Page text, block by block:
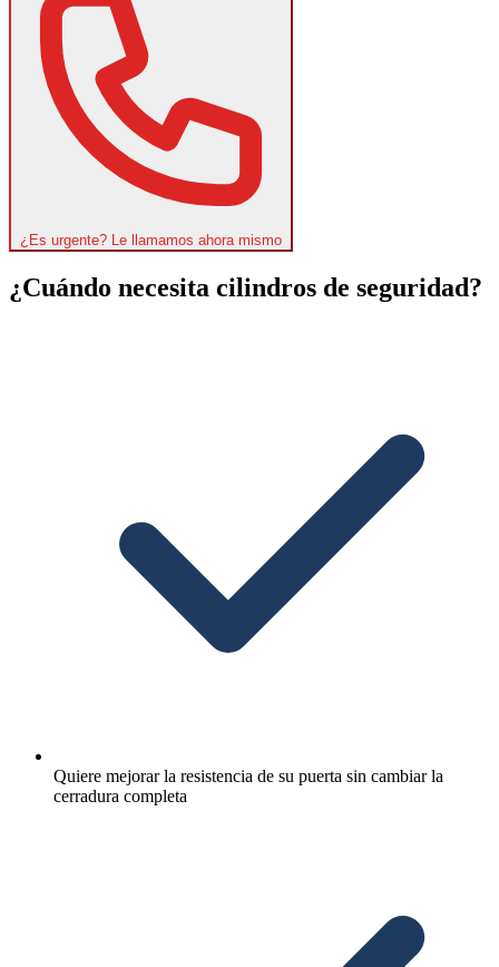
¿Es urgente? Le llamamos ahora mismo
¿Cuándo necesita cilindros de seguridad?
Quiere mejorar la resistencia de su puerta sin cambiar la
cerradura completa